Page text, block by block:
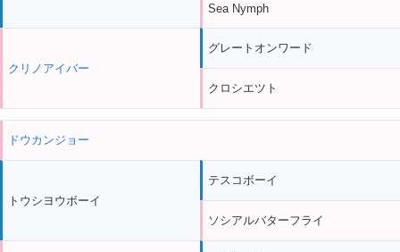
クリノアイバー
Sea Nymph
グレートオンワード
クロシエツト
ドウカンジョー
トウシヨウボーイ
テスコボーイ
ソシアルバターフライ